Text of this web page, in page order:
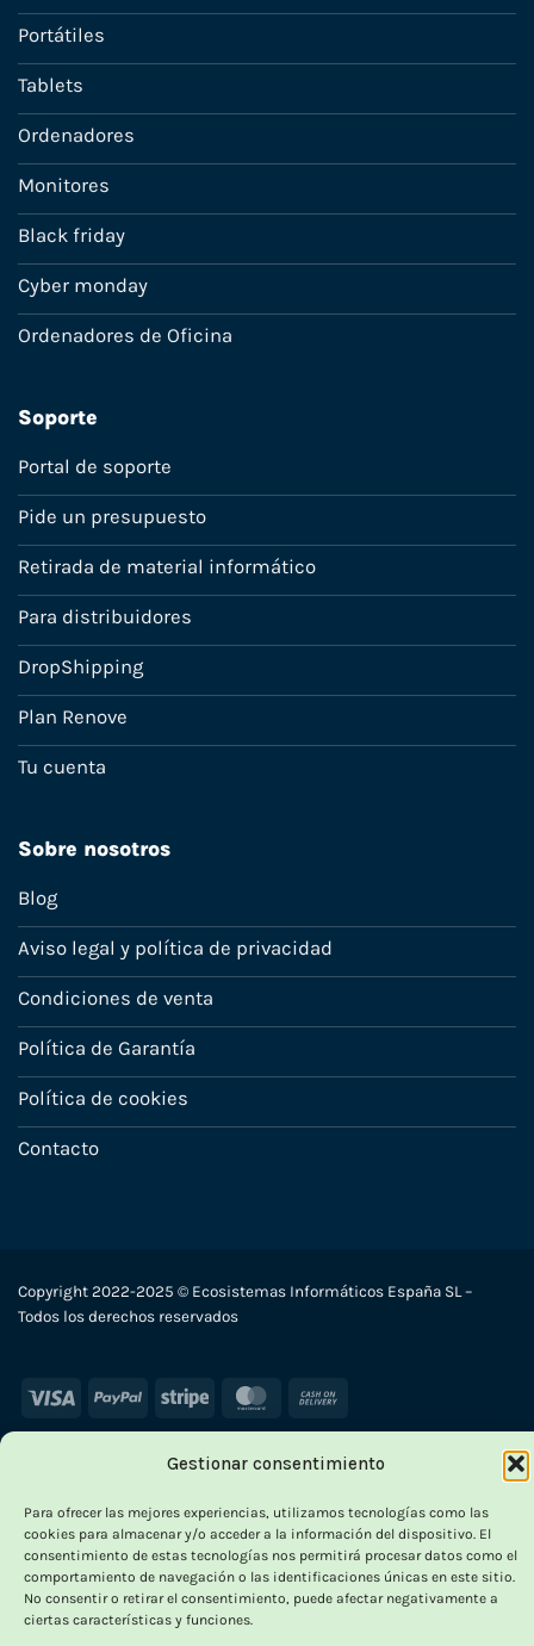
Gestionar consentimiento
Para ofrecer las mejores experiencias, utilizamos tecnologías como las
cookies para almacenar y/o acceder a la información del dispositivo. El
consentimiento de estas tecnologías nos permitirá procesar datos como el
comportamiento de navegación o las identificaciones únicas en este sitio.
No consentir o retirar el consentimiento, puede afectar negativamente a
ciertas características y funciones.
Portátiles
Tablets
Ordenadores
Monitores
Black friday
Cyber monday
Ordenadores de Oficina
Soporte
Portal de soporte
Pide un presupuesto
Retirada de material informático
Para distribuidores
DropShipping
Plan Renove
Tu cuenta
Sobre nosotros
Blog
Aviso legal y política de privacidad
Condiciones de venta
Política de Garantía
Política de cookies
Contacto
Copyright 2022-2025 © Ecosistemas Informáticos España SL –
Todos los derechos reservados
Visa PayPal Stripe MasterCard
On
Delivery
OUTLET VORPC